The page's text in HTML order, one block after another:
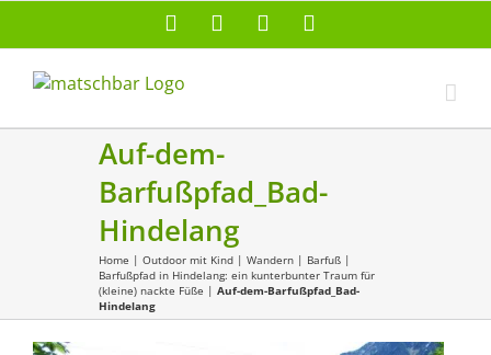
Facebook Instagram
Auf-dem-
Barfußpfad_Bad-
Hindelang
Home | Outdoor mit Kind | Wandern | Barfuß |
Barfußpfad in Hindelang: ein kunterbunter Traum für
(kleine) nackte Füße | Auf-dem-Barfußpfad_Bad-
Hindelang